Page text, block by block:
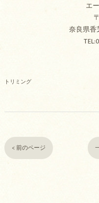
エ
奈良県香
トリミング
< 前のページ